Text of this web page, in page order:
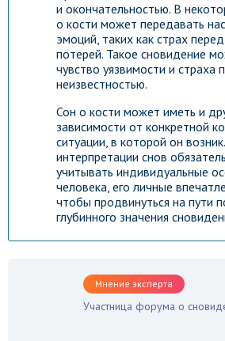
и окончательностью. В
о кости может передавать
эмоций, таких как страх
потерей. Такое сновидение
чувство уязвимости и страха
неизвестностью.
Сон о кости может иметь и
зависимости от конкретной
ситуации, в которой он
интерпретации снов
учитывать индивидуальные
человека, его личные
чтобы продвинуться на пути
глубинного значения
Мнение эксперта
Участница форума о